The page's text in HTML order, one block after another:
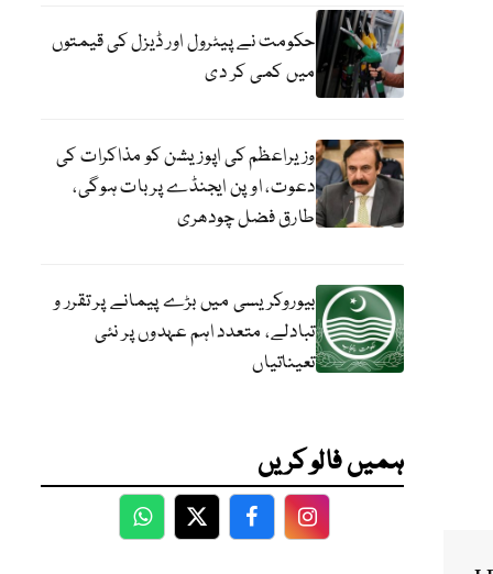
حکومت نے پیٹرول اور ڈیزل کی قیمتوں
میں کمی کر دی
وزیراعظم کی اپوزیشن کو مذاکرات کی
دعوت، اوپن ایجنڈے پر بات ہوگی،
طارق فضل چودھری
بیوروکریسی میں بڑے پیمانے پر تقرر و
تبادلے، متعدد اہم عہدوں پر نئی
تعیناتیاں
ہمیں فالو کریں
WhatsApp
TwitterFacebookFacebook